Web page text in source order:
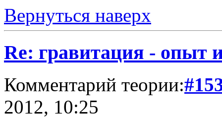
Вернуться наверх
Re: гравитация - опыт
Комментарий теории:
2012, 10:25